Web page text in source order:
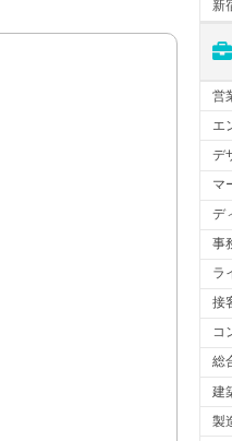
新
営
エ
デ
マ
デ
事
ラ
接
コ
総
建
製